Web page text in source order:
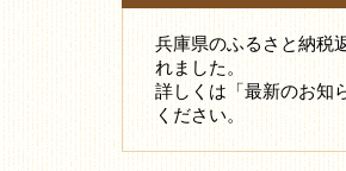
兵庫県のふるさと納税
れました。
詳しくは「最新のお知
ください。